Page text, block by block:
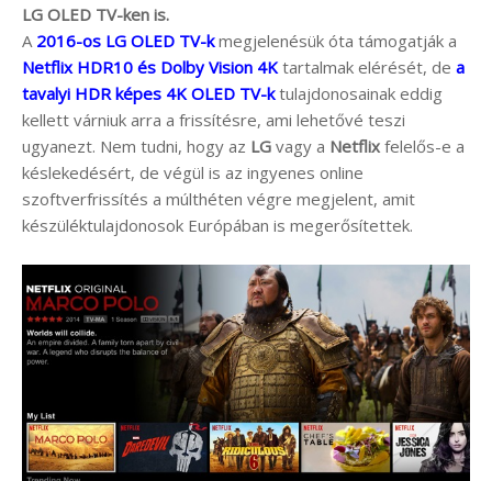
LG OLED TV-ken is.
A 2016-os LG OLED TV-kmegjelenésük óta támogatják a
Netflix HDR10 és Dolby Vision 4Ktartalmak elérését, de a
tavalyi HDR képes 4K OLED TV-ktulajdonosainak eddig
kellett várniuk arra a frissítésre, ami lehetővé teszi
ugyanezt. Nem tudni, hogy az LG vagy a Netflix felelős-e a
késlekedésért, de végül is az ingyenes online
szoftverfrissítés a múlthéten végre megjelent, amit
készüléktulajdonosok Európában is megerősítettek.